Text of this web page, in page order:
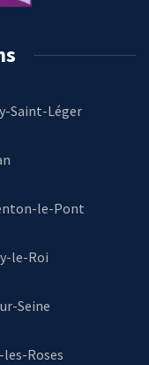
Saint-Léger
le-Pont
le-Roi
Seine
les-Roses